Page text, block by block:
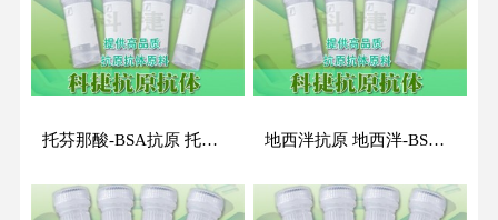
托芬那酸-BSA抗原 托芬那酸-OVA抗原 托芬那酸原料 地西泮抗原 地西泮-BSA抗原 地西泮偶联抗原